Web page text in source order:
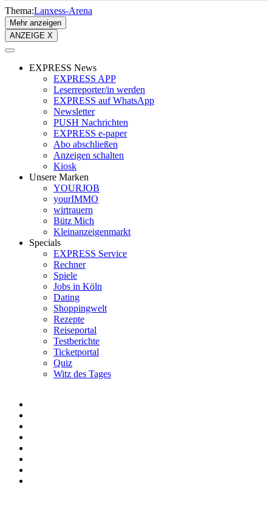
Thema:Lanxess-Arena
Mehr anzeigen
ANZEIGE X
EXPRESS News
EXPRESS APP
Leserreporter/in werden
EXPRESS auf WhatsApp
Newsletter
PUSH Nachrichten
EXPRESS e-paper
Abo abschließen
Anzeigen schalten
Kiosk
Unsere Marken
YOURJOB
yourIMMO
wirtrauern
Bütz Mich
Kleinanzeigenmarkt
Specials
EXPRESS Service
Rechner
Spiele
Jobs in Köln
Dating
Shoppingwelt
Rezepte
Reiseportal
Testberichte
Ticketportal
Quiz
Witz des Tages